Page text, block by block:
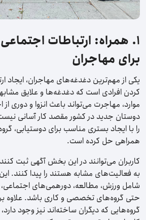
۱. همراه: ارتباطات
برای مهاجران
یکی از مهم‌ترین دغدغه‌های مهاجران، ایجاد
کردن افرادی است که دغدغه‌ها و علایق
موارد، مهاجرت می‌تواند باعث انزوا و دوری
دوستان جدید در کشور مقصد کار آسانی
را با ایجاد بستری مناسب برای دوستیابی،
همراهی حل کرده است.
کاربران می‌توانند در این بخش آگهی ثبت
به فعالیت‌های مشابه هستند را پیدا کنند.
شامل ورزش، مطالعه، دورهمی‌های
حتی گروه‌های تخصصی و کاری باشد. علاوه بر
گروه‌هایی که دیگران ساخته‌اند نیز وجود دارد،